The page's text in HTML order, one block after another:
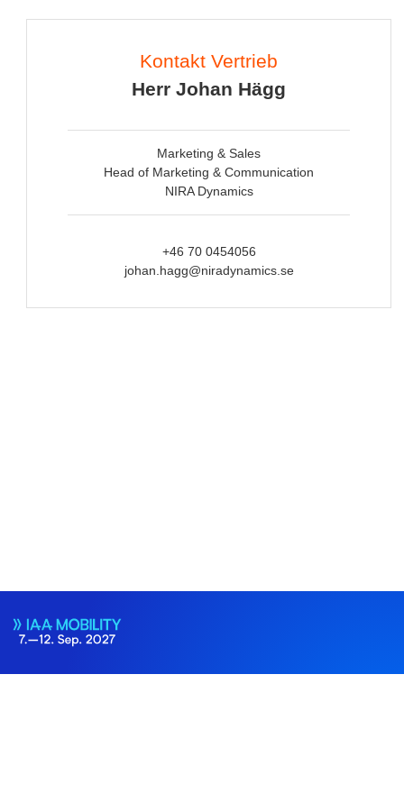
Kontakt Vertrieb
Herr Johan Hägg
Marketing & Sales
Head of Marketing & Communication
NIRA Dynamics
+46 70 0454056
johan.hagg@niradynamics.se